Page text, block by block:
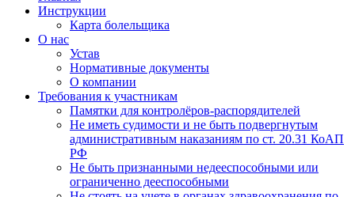
Инструкции
Карта болельщика
О нас
Устав
Нормативные документы
О компании
Требования к участникам
Памятки для контролёров-распорядителей
Не иметь судимости и не быть подвергнутым
административным наказаниям по ст. 20.31 КоАП
РФ
Не быть признанными недееспособными или
ограниченно дееспособными